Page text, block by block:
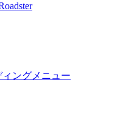
ングメニュー